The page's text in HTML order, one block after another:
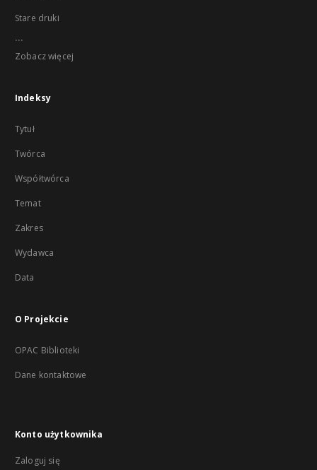
Stare druki
...
Zobacz więcej
Indeksy
Tytuł
Twórca
Współtwórca
Temat
Zakres
Wydawca
Data
O Projekcie
OPAC Biblioteki
Dane kontaktowe
Konto użytkownika
Zaloguj się